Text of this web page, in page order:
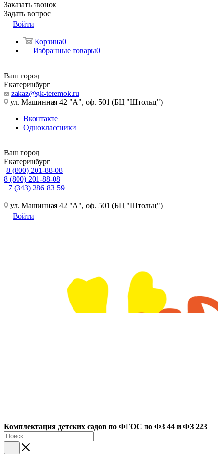
Заказать звонок
Задать вопрос
Войти
Корзина0
Избранные товары0
Ваш город
Екатеринбург
zakaz@gk-teremok.ru
ул. Машинная 42 "А", оф. 501 (БЦ "Штольц")
Вконтакте
Одноклассники
Ваш город
Екатеринбург
8 (800) 201-88-08
8 (800) 201-88-08
+7 (343) 286-83-59
ул. Машинная 42 "А", оф. 501 (БЦ "Штольц")
Войти
Комплектация детских садов по ФГОC по ФЗ 44 и ФЗ 223